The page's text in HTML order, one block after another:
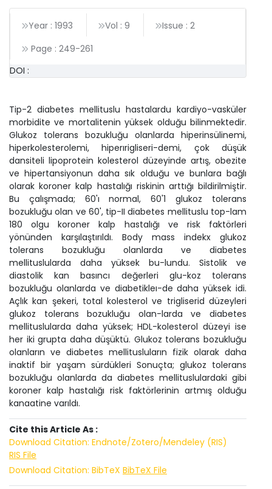
Year : 1993 Vol : 9
Issue : 2
Page : 249-261
DOI :
Tip-2 diabetes mellituslu hastalardu kardiyo-vasküler
morbidite ve mortalitenin yüksek olduğu bilinmektedir.
Glukoz tolerans bozukluğu olanlarda hiperinsülinemi,
hiperkolesterolemi, hiperırigliseri-demi, çok düşük
dansiteli lipoprotein kolesterol düzeyinde artış, obezite
ve hipertansiyonun daha sık olduğu ve bunlara bağlı
olarak koroner kalp hastalığı riskinin arttığı bildirilmiştir.
Bu çalışmada; 60'ı normal, 60'1 glukoz tolerans
bozukluğu olan ve 60', tip-II diabetes mellituslu top-lam
180 olgu koroner kalp hastalığı ve risk faktörleri
yönünden karşılaştırıldı. Body mass indekx glukoz
tolerans bozukluğu olanlarda ve diabetes
mellituslularda daha yüksek bu-lundu. Sistolik ve
diastolik kan basıncı değerleri glu-koz tolerans
bozukluğu olanlarda ve diabetikleı-de daha yüksek idi.
Açlık kan şekeri, total kolesterol ve trigliserid düzeyleri
glukoz tolerans bozukluğu olan-larda ve diabetes
mellituslularda daha yüksek; HDL-kolesterol düzeyi ise
her iki grupta daha düşüktü. Glukoz tolerans bozukluğu
olanların ve diabetes mellitusluların fizik olarak daha
inaktif bir yaşam sürdükleri Sonuçta; glukoz tolerans
bozukluğu olanlarda da diabetes mellituslulardaki gibi
koroner kalp hastalığı risk faktörlerinin artmış olduğu
kanaatine varıldı.
Cite this Article As :
Download Citation: Endnote/Zotero/Mendeley (RIS)
RIS File
Download Citation: BibTeX BibTeX File